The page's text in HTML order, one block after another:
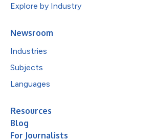
Explore by Industry
Newsroom
Industries
Subjects
Languages
Resources
Blog
For Journalists